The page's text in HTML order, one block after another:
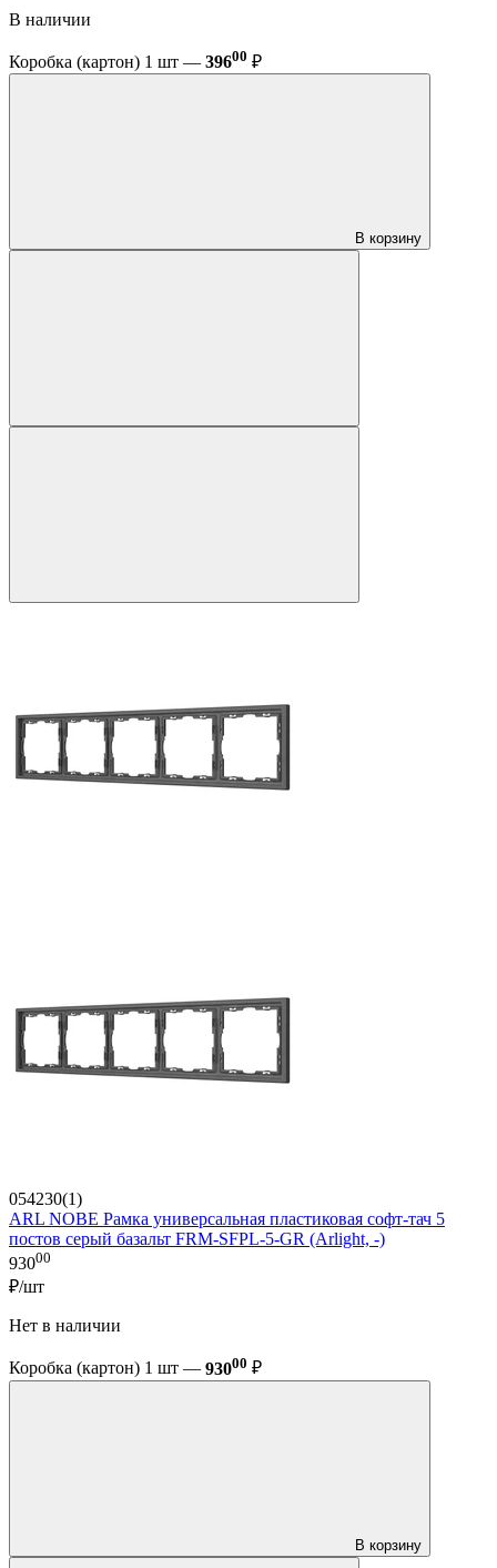
В наличии
Коробка (картон) 1 шт — 39600 ₽
В корзину
054230(1)
ARL NOBE Рамка универсальная пластиковая софт-тач 5
постов серый базальт FRM-SFPL-5-GR (Arlight, -)
93000
₽/шт
Нет в наличии
Коробка (картон) 1 шт — 93000 ₽
В корзину